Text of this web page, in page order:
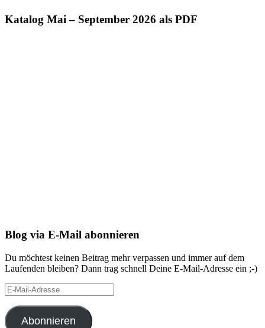
Katalog Mai – September 2026 als PDF
Blog via E-Mail abonnieren
Du möchtest keinen Beitrag mehr verpassen und immer auf dem
Laufenden bleiben? Dann trag schnell Deine E-Mail-Adresse ein ;-)
E-
Mail-
Adresse
Abonnieren